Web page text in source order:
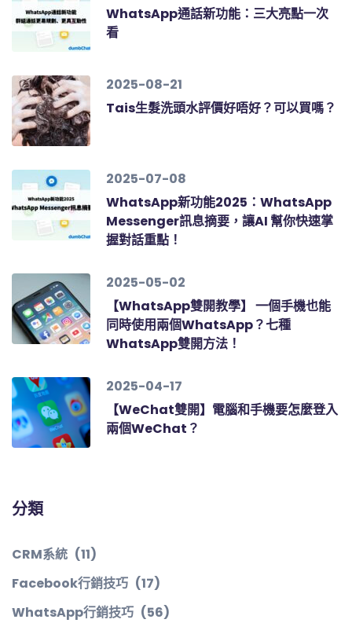
WhatsApp通話新功能：三大亮點一次
看
2025-08-21
Tais生髮洗頭水評價好唔好？可以買嗎？
2025-07-08
WhatsApp新功能2025：WhatsApp
Messenger訊息摘要，讓AI 幫你快速掌
握對話重點！
2025-05-02
【WhatsApp雙開教學】 一個手機也能
同時使用兩個WhatsApp？七種
WhatsApp雙開方法！
2025-04-17
【WeChat雙開】電腦和手機要怎麼登入
兩個WeChat？
分類
CRM系統 (11)
Facebook行銷技巧 (17)
WhatsApp行銷技巧 (56)